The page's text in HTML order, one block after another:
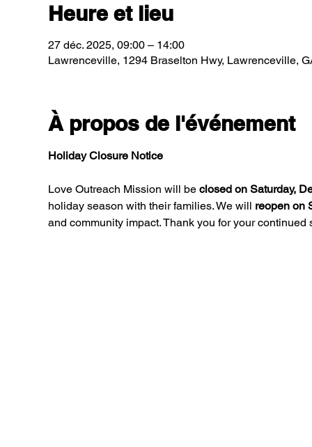
Heure et lieu
27 déc. 2025, 09:00 – 14:00
Lawrenceville, 1294 Braselton Hwy, Lawrenceville,
À propos de l'événement
Holiday Closure Notice
Love Outreach Mission will be closed on Saturday,
holiday season with their families. We will reopen on
and community impact. Thank you for your